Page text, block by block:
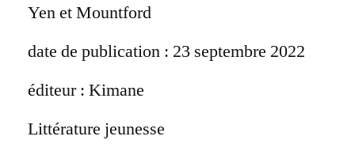
Yen et Mountford
date de publication : 23 septembre 2022
éditeur : Kimane
Littérature jeunesse